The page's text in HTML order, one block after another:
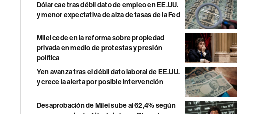
Dólar cae tras débil dato de empleo en EE.UU.
y menor expectativa de alza de tasas de la Fed
Milei cede en la reforma sobre propiedad
privada en medio de protestas y presión
política
Yen avanza tras el débil dato laboral de EE.UU.
y crece la alerta por posible intervención
Desaprobación de Milei sube al 62,4% según